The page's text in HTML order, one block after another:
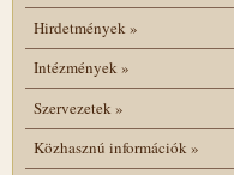
Hirdetmények»
Intézmények»
Szervezetek»
Közhasznú információk»